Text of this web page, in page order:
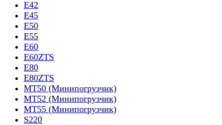
E42
E45
E50
E55
E60
E60ZTS
E80
E80ZTS
MT50 (Минипогрузчик)
MT52 (Минипогрузчик)
MT55 (Минипогрузчик)
S220